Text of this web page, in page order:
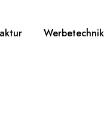
Werbetechnik